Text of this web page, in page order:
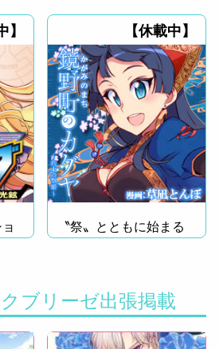
】 【休載中】
〝祭〟とともに始まる
恋物語
ブリーゼ出張掲載